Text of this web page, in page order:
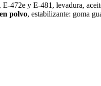
472e y E-481, levadura,
polvo, estabilizante: goma